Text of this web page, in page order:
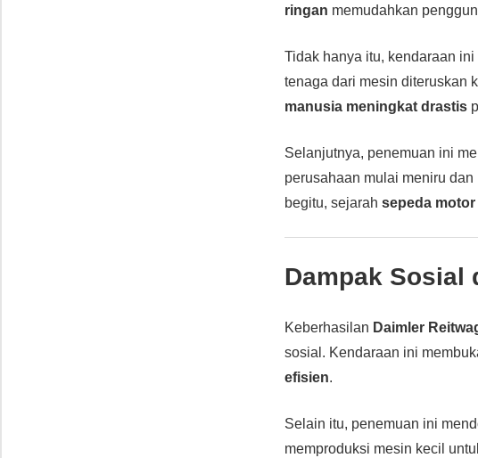
ringan memudahkan
Tidak hanya itu, kendaraan
tenaga dari mesin diteruskan
manusia meningkat drastis
Selanjutnya, penemuan ini
perusahaan mulai meniru
begitu, sejarahsepeda
Dampak Sosial
Keberhasilan Daimler
sosial. Kendaraan ini
efisien.
Selain itu, penemuan ini
memproduksi mesin kecil